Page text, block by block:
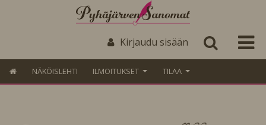
Kirjaudu sisään
NÄKÖISLEHTI ILMOITUKSET TILAA